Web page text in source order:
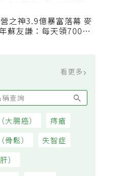
之神3.9億暴富落幕 麥
年蘇友謙：每天領700元